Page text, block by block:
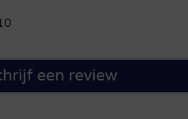
een review